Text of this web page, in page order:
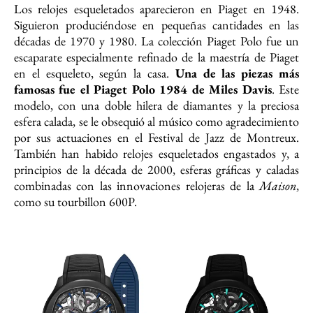
Los relojes esqueletados aparecieron en Piaget en 1948.
Siguieron produciéndose en pequeñas cantidades en las
décadas de 1970 y 1980. La colección Piaget Polo fue un
escaparate especialmente refinado de la maestría de Piaget
en el esqueleto, según la casa. Una de las piezas más
famosas fue el Piaget Polo 1984 de Miles Davis. Este
modelo, con una doble hilera de diamantes y la preciosa
esfera calada, se le obsequió al músico como agradecimiento
por sus actuaciones en el Festival de Jazz de Montreux.
También han habido relojes esqueletados engastados y, a
principios de la década de 2000, esferas gráficas y caladas
combinadas con las innovaciones relojeras de laMaison,
como su tourbillon 600P.